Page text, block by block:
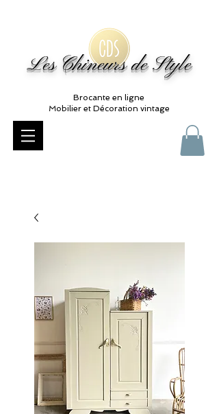
Les Chineurs de Style
Brocante en ligne
Mobilier et Décoration vintage